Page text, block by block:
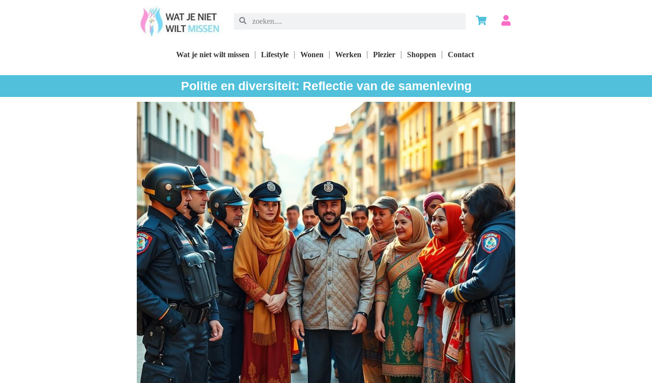
Wat je niet wilt missen Lifestyle Wonen Werken Plezier Shoppen Contact
Politie en diversiteit: Reflectie van de samenleving